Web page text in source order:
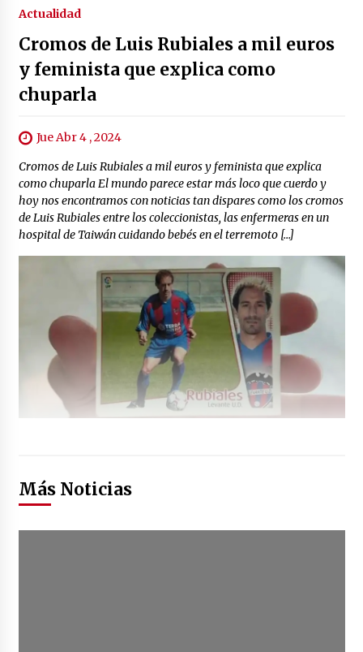
Actualidad
Cromos de Luis Rubiales a mil euros
y feminista que explica como
chuparla
Jue Abr 4 , 2024
Cromos de Luis Rubiales a mil euros y feminista que explica
como chuparla El mundo parece estar más loco que cuerdo y
hoy nos encontramos con noticias tan dispares como los cromos
de Luis Rubiales entre los coleccionistas, las enfermeras en un
hospital de Taiwán cuidando bebés en el terremoto […]
Más Noticias